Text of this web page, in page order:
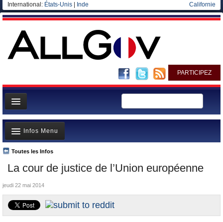
International: États-Unis Inde Californie
PARTICIPEZ
Page d'accueil
Infos
Gouvernement
Ministères/Directions
Blog
Elections européennes
La cour de justice de l’Union européenne
Toutes les Infos
Infos Menu
A la Une
Polémiques
Où va l’argent?
La France et le Monde
jeudi 22 mai 2014